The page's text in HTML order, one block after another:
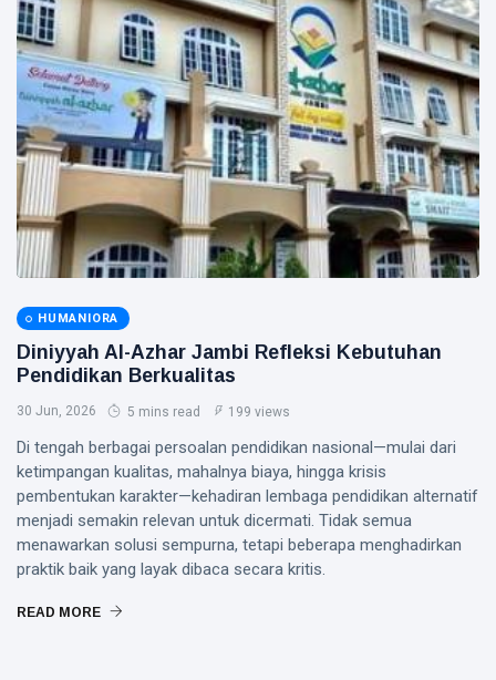
HUMANIORA
Diniyyah Al-Azhar Jambi Refleksi Kebutuhan
Pendidikan Berkualitas
30 Jun, 2026 5 mins read 199 views
Di tengah berbagai persoalan pendidikan nasional—mulai dari
ketimpangan kualitas, mahalnya biaya, hingga krisis
pembentukan karakter—kehadiran lembaga pendidikan alternatif
menjadi semakin relevan untuk dicermati. Tidak semua
menawarkan solusi sempurna, tetapi beberapa menghadirkan
praktik baik yang layak dibaca secara kritis.
READ MORE